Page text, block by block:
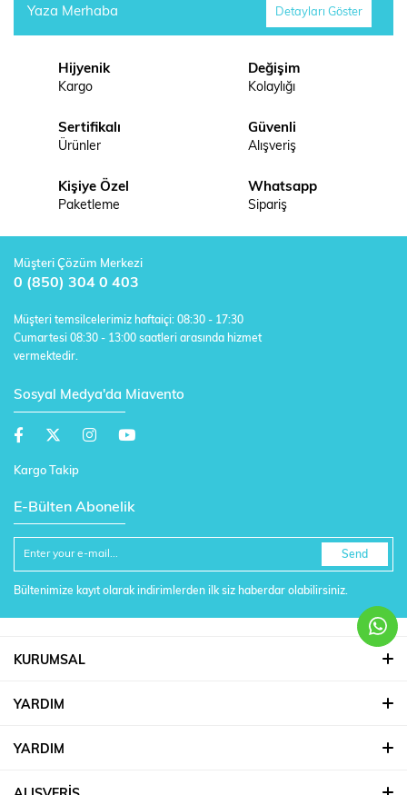
Yaza Merhaba Detayları Göster
Hijyenik
Kargo
Değişim
Kolaylığı
Sertifikalı
Ürünler
Güvenli
Alışveriş
Kişiye Özel
Paketleme
Whatsapp
Sipariş
Müşteri Çözüm Merkezi
0 (850) 304 0 403
Müşteri temsilcelerimiz haftaiçi: 08:30 - 17:30
Cumartesi 08:30 - 13:00 saatleri arasında hizmet
vermektedir.
Sosyal Medya'da Miavento
Kargo Takip
E-Bülten Abonelik
Send
Bültenimize kayıt olarak indirimlerden ilk siz haberdar olabilirsiniz.
KURUMSAL
YARDIM
YARDIM